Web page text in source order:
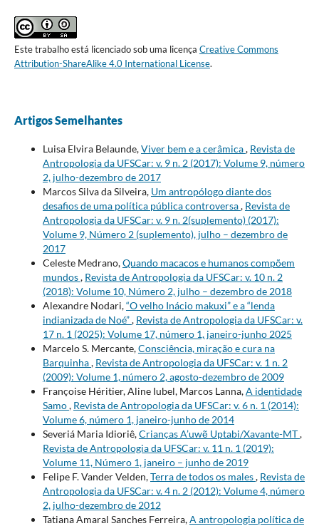
Este trabalho está licenciado sob uma licença Creative Commons
Attribution-ShareAlike 4.0 International License.
Artigos Semelhantes
Luisa Elvira Belaunde,Viver bem e a cerâmica, Revista de
Antropologia da UFSCar: v. 9 n. 2 (2017): Volume 9, número
2, julho-dezembro de 2017
Marcos Silva da Silveira, Um antropólogo diante dos
desafios de uma política pública controversa, Revista de
Antropologia da UFSCar: v. 9 n. 2(suplemento) (2017):
Volume 9, Número 2 (suplemento), julho – dezembro de
2017
Celeste Medrano,Quando macacos e humanos compõem
mundos, Revista de Antropologia da UFSCar: v. 10 n. 2
(2018): Volume 10, Número 2, julho – dezembro de 2018
Alexandre Nodari,“O velho Inácio makuxi” e a “lenda
indianizada de Noé”, Revista de Antropologia da UFSCar: v.
17 n. 1 (2025): Volume 17, número 1, janeiro-junho 2025
Marcelo S. Mercante,Consciência, miração e cura na
Barquinha, Revista de Antropologia da UFSCar: v. 1 n. 2
(2009): Volume 1, número 2, agosto-dezembro de 2009
Françoise Héritier, Aline Iubel, Marcos Lanna,A identidade
Samo, Revista de Antropologia da UFSCar: v. 6 n. 1 (2014):
Volume 6, número 1, janeiro-junho de 2014
Severiá Maria Idioriê,Crianças A’uwẽ Uptabi/Xavante-MT,
Revista de Antropologia da UFSCar: v. 11 n. 1 (2019):
Volume 11, Número 1, janeiro – junho de 2019
Felipe F. Vander Velden,Terra de todos os males, Revista de
Antropologia da UFSCar: v. 4 n. 2 (2012): Volume 4, número
2, julho-dezembro de 2012
Tatiana Amaral Sanches Ferreira,A antropologia política de